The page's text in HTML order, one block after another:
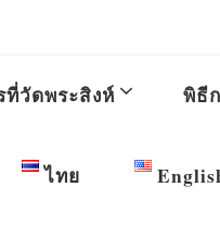
วัดพระสิงห์ พิธี
ไทย